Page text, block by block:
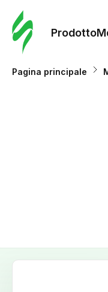
Prodotto
Pagina principale